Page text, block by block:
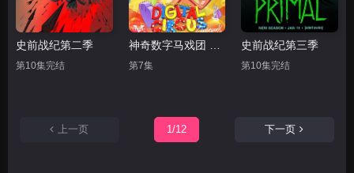
史前战纪第二季
第10集完结
神奇数字马戏团 第一季
第7集
史前战纪第三季
第10集完结
上一页 1/12 下一页